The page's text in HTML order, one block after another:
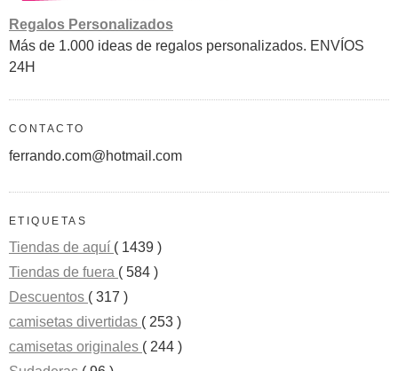
Regalos Personalizados
Más de 1.000 ideas de regalos personalizados. ENVÍOS
24H
CONTACTO
ferrando.com@hotmail.com
ETIQUETAS
Tiendas de aquí ( 1439 )
Tiendas de fuera ( 584 )
Descuentos ( 317 )
camisetas divertidas ( 253 )
camisetas originales ( 244 )